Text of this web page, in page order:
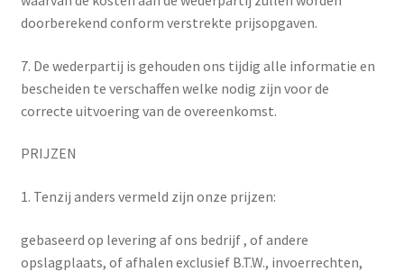
doorberekend conform verstrekte prijsopgaven.
7. De wederpartij is gehouden ons tijdig alle informatie en
bescheiden te verschaffen welke nodig zijn voor de
correcte uitvoering van de overeenkomst.
PRIJZEN
1. Tenzij anders vermeld zijn onze prijzen:
gebaseerd op levering af ons bedrijf , of andere
opslagplaats, of afhalen exclusief B.T.W., invoerrechten,